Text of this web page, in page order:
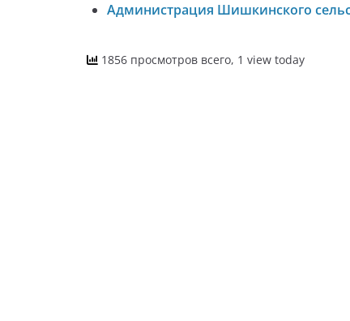
Администрация Шишкинского
1856 просмотров всего, 1 view today